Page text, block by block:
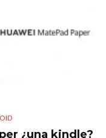
¿una kindle?